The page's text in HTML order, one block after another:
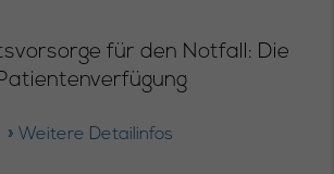
für den Notfall: Die
» Weitere Detailinfos